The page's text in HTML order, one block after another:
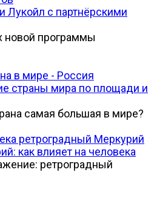
Лукойл с партнёрскими
новой программы
страны мира по площади и
самая большая в мире?
как влияет на человека
ретроградный